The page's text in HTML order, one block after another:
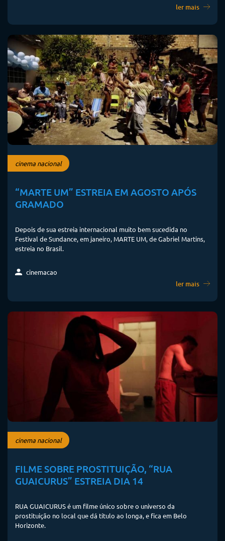
ler mais
cinema nacional
“MARTE UM” ESTREIA EM AGOSTO APÓS
GRAMADO
Depois de sua estreia internacional muito bem sucedida no
Festival de Sundance, em janeiro, MARTE UM, de Gabriel Martins,
estreia no Brasil.
cinemacao
ler mais
cinema nacional
FILME SOBRE PROSTITUIÇÃO, “RUA
GUAICURUS” ESTREIA DIA 14
RUA GUAICURUS é um filme único sobre o universo da
prostituição no local que dá título ao longa, e fica em Belo
Horizonte.